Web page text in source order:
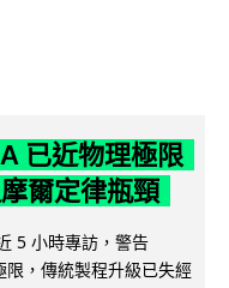
已近物理極限
爾定律瓶頸
5 小時專訪，警告
，傳統製程升級已失經